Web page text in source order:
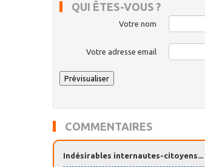
QUI ÊTES-VOUS ?
Votre nom
Votre adresse email
COMMENTAIRES
Indésirables internautes-citoyens...